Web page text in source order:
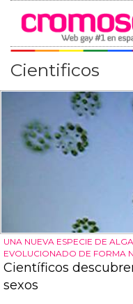
Cientificos
UNA NUEVA ESPECIE DE
EVOLUCIONADO DE FORMA
Científicos
sexos